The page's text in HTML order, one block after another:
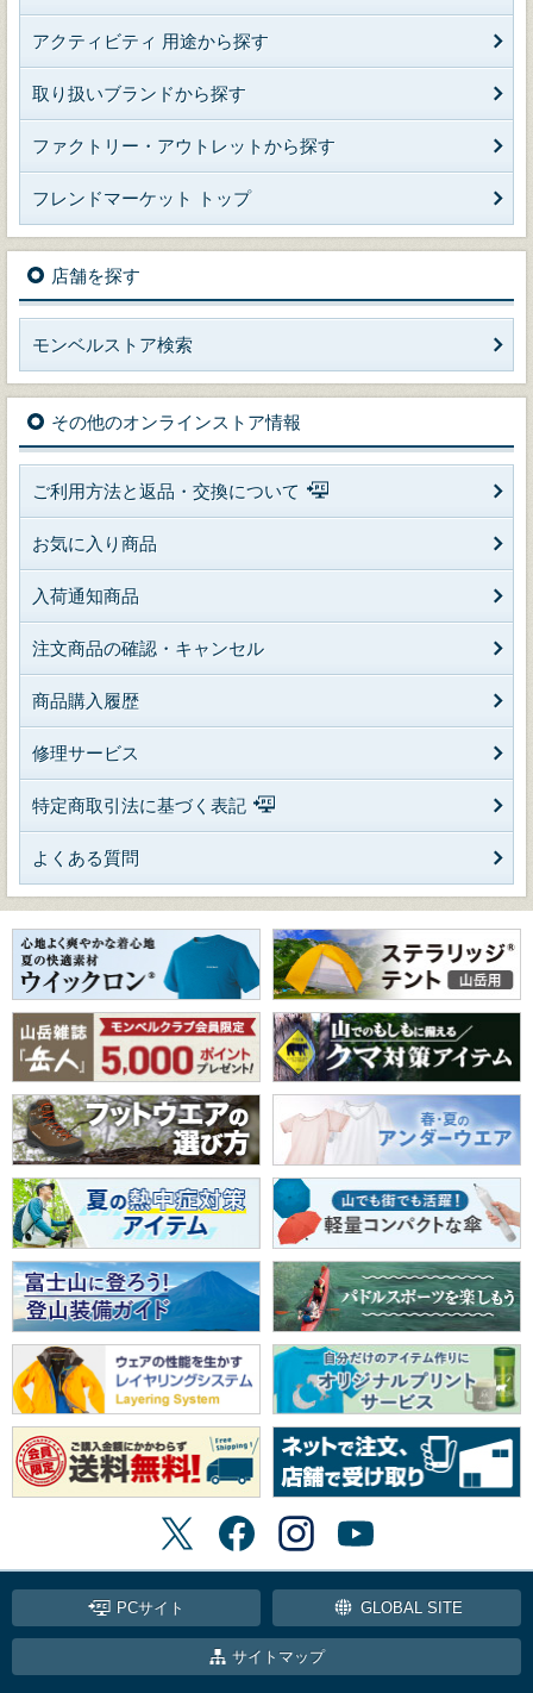
アクティビティ 用途から探す
取り扱いブランドから探す
ファクトリー・アウトレットから探す
フレンドマーケット トップ
店舗を探す
モンベルストア検索
その他のオンラインストア情報
ご利用方法と返品・交換について
お気に入り商品
入荷通知商品
注文商品の確認・キャンセル
商品購入履歴
修理サービス
特定商取引法に基づく表記
よくある質問
PCサイト GLOBAL SITE
サイトマップ